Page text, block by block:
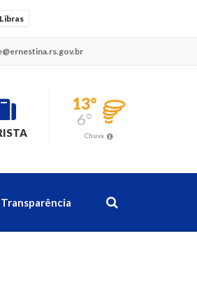
Libras
13°
6°
Chuva
Transparência